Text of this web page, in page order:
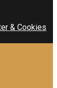
& Cookies